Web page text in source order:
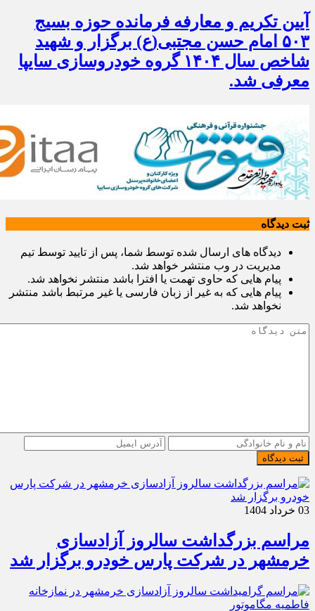
آیین تکریم و معارفه فرمانده حوزه بسیج
۵۰۳ امام حسن مجتبی(ع) برگزار و شهید
شاخص سال ۱۴۰۴ گروه خودروسازی سایپا
معرفی شد.
ثبت دیدگاه
دیدگاه های ارسال شده توسط شما، پس از تایید توسط تیم
مدیریت در وب منتشر خواهد شد.
پیام هایی که حاوی تهمت یا افترا باشد منتشر نخواهد شد.
پیام هایی که به غیر از زبان فارسی یا غیر مرتبط باشد منتشر
نخواهد شد.
ثبت دیدگاه
03 خرداد 1404
مراسم بزرگداشت سالروز آزادسازی
خرمشهر در شرکت پارس خودرو برگزار شد